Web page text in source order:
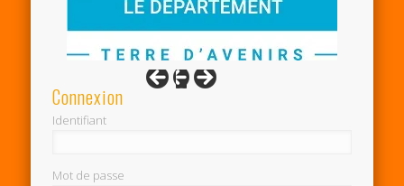
Connexion
Identifiant
Mot de passe